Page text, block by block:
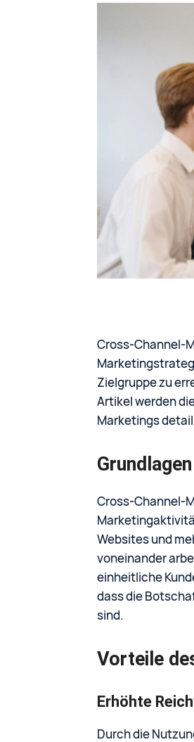
Cross-Channel-
Zielgruppe zu
Artikel werden
Marketings
Cross-Channel-
Websites und
voneinander
einheitliche
dass die
sind.
Vorteile
Erhöhte
Durch die